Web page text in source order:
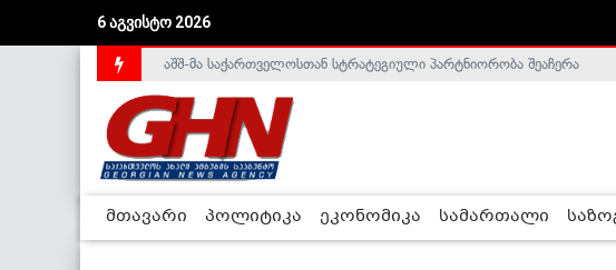
6 აგვისტო 2026
საქართველოს დე-ფაქტო მთავრობა არალეგიტიმურია - ჰელსინკის
აშშ-მა საქართველოსთან სტრატეგიული პარტნიორობა შეაჩერა
მთავარი პოლიტიკა ეკონომიკა სამართალი